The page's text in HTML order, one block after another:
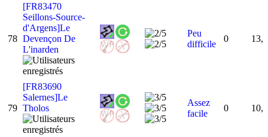
78
[FR83470
Seillons-Source-
d'Argens]Le
Devençon De
L'inarden
Peu
difficile
0
79
[FR83690
Salernes]Le
Tholos
Assez
facile
0